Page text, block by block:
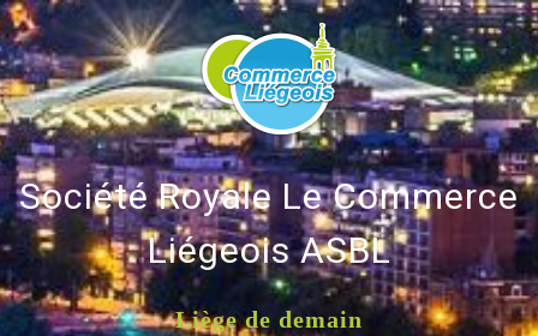
Société Royale Le Commerce
Liégeois ASBL
Liège de demain